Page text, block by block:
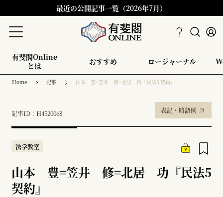
最近の公開記事一覧（2026年7月）
有斐閣Online
とは
おすすめ ロージャーナル
Home 記事 山本 豊=笠井 修=北居 功『民法5 契約』
記事ID：H4520068 表記・略語例
法学教室
山本 豊=笠井 修=北居 功『民法5
契約』